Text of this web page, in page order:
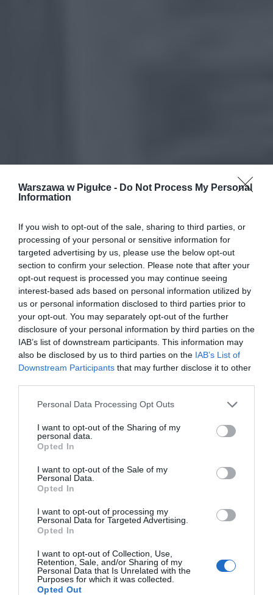
Warszawa w Pigułce - Do Not Process My Personal
Information
If you wish to opt-out of the sale, sharing to third parties, or
processing of your personal or sensitive information for
targeted advertising by us, please use the below opt-out
section to confirm your selection. Please note that after your
opt-out request is processed you may continue seeing
interest-based ads based on personal information utilized by
us or personal information disclosed to third parties prior to
your opt-out. You may separately opt-out of the further
disclosure of your personal information by third parties on the
IAB’s list of downstream participants. This information may
also be disclosed by us to third parties on the IAB’s List of
Downstream Participants that may further disclose it to other
Personal Data Processing Opt Outs
I want to opt-out of the Sharing of my
personal data.
Opted In
I want to opt-out of the Sale of my
Personal Data.
Opted In
I want to opt-out of processing my
Personal Data for Targeted Advertising.
Opted In
I want to opt-out of Collection, Use,
Retention, Sale, and/or Sharing of my
Personal Data that Is Unrelated with the
Purposes for which it was collected.
Opted Out